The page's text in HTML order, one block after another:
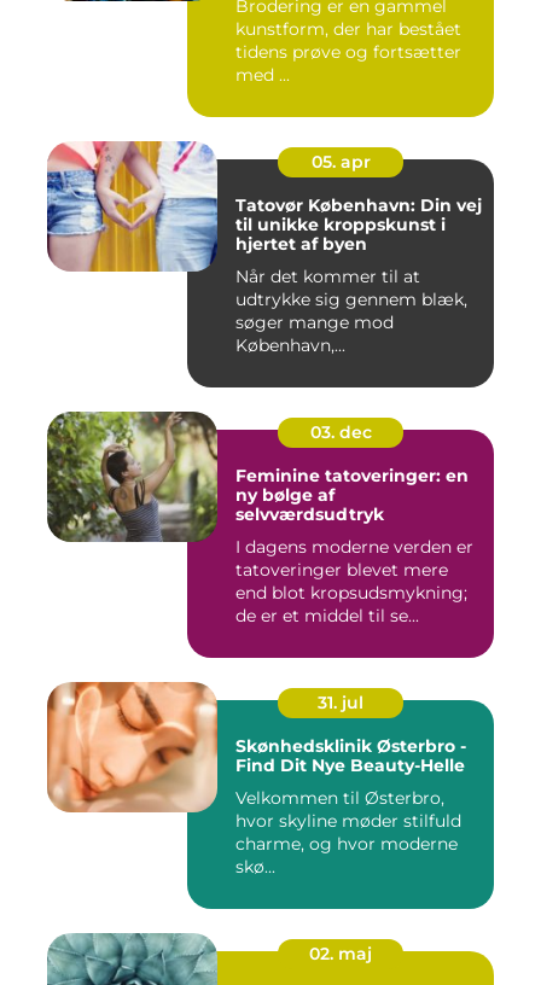
Brodering er en gammel
kunstform, der har bestået
tidens prøve og fortsætter
med ...
05. apr
Tatovør København: Din vej
til unikke kroppskunst i
hjertet af byen
Når det kommer til at
udtrykke sig gennem blæk,
søger mange mod
København,...
03. dec
Feminine tatoveringer: en
ny bølge af
selvværdsudtryk
I dagens moderne verden er
tatoveringer blevet mere
end blot kropsudsmykning;
de er et middel til se...
31. jul
Skønhedsklinik Østerbro -
Find Dit Nye Beauty-Helle
Velkommen til Østerbro,
hvor skyline møder stilfuld
charme, og hvor moderne
skø...
02. maj